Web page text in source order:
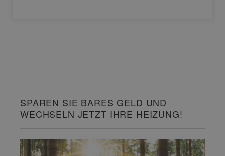
SPAREN SIE BARES GELD UND
WECHSELN JETZT IHRE HEIZUNG!